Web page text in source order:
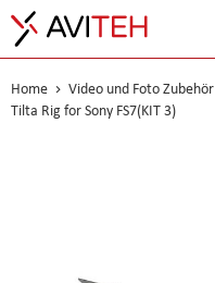
Home Video und Foto Zubehör
Tilta Rig for Sony FS7(KIT 3)